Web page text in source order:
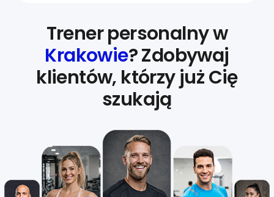
Trener personalny w
Krakowie? Zdobywaj
klientów, którzy już Cię
szukają